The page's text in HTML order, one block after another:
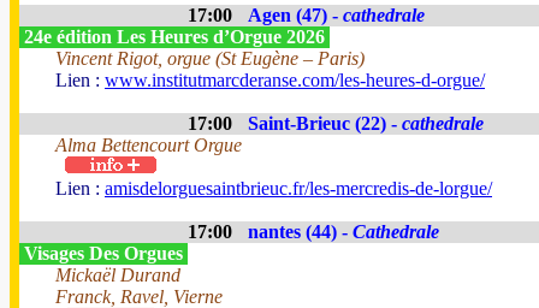
17:00 Agen (47) - cathedrale
24e édition Les Heures d’Orgue 2026
Vincent Rigot, orgue (St Eugène – Paris)
Lien : www.institutmarcderanse.com/les-heures-d-orgue/
17:00 Saint-Brieuc (22) - cathedrale
Alma Bettencourt Orgue
Lien : amisdelorguesaintbrieuc.fr/les-mercredis-de-lorgue/
17:00 nantes (44) - Cathedrale
Visages Des Orgues
Mickaël Durand
Franck, Ravel, Vierne